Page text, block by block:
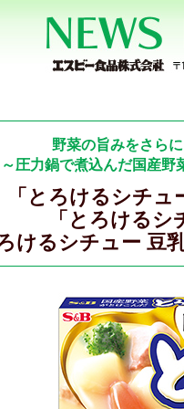
野菜の旨みをさら
～圧力鍋で煮込んだ国産野
「とろけるシチュ
「とろけるシ
けるシチュー 豆